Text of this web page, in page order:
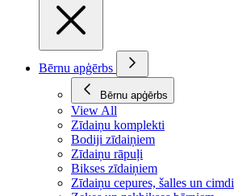
Bērnu apģērbs
Bērnu apģērbs
View All
Zīdaiņu komplekti
Bodiji zīdaiņiem
Zīdaiņu rāpuļi
Bikses zīdaiņiem
Zīdaiņu cepures, šalles un cimdi